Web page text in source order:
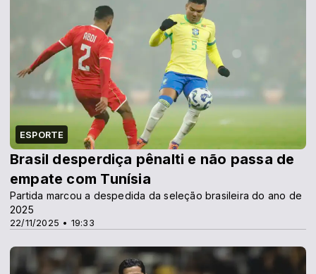
ESPORTE
22/11/2025 • 19:33
Brasil desperdiça pênalti e não passa de
empate com Tunísia
Partida marcou a despedida da seleção brasileira do ano de
2025